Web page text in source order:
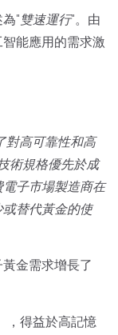
" 雙速運行"。由
能應用的需求激
對高可靠性和高
術規格優先於成
子市場製造商在
替代黃金的使
金需求增長了
，得益於高記憶